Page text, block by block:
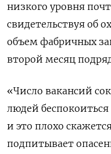
низкого уровня
свидетельствуя об
объем фабричных
второй месяц
«Число вакансий
людей
и это плохо
подпитывает